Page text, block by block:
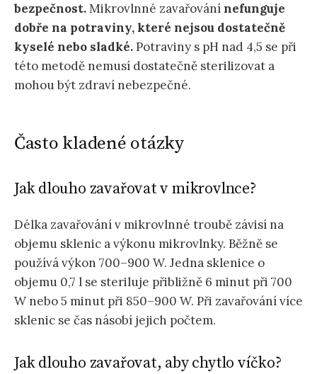
bezpečnost.Mikrovlnné zavařovánínefunguje
dobře na potraviny, které nejsou dostatečně
kyselé nebo sladké.Potraviny s pH nad 4,5 se při
této metodě nemusí dostatečně sterilizovat a
mohou být zdraví nebezpečné.
Často kladené otázky
Jak dlouho zavařovat v mikrovlnce?
Délka zavařování v mikrovlnné troubě závisí na
objemu sklenic a výkonu mikrovlnky. Běžně se
používá výkon 700–900 W. Jedna sklenice o
objemu 0,7 l se steriluje přibližně 6 minut při 700
W nebo 5 minut při 850–900 W. Při zavařování více
sklenic se čas násobí jejich počtem.
Jak dlouho zavařovat, aby chytlo víčko?